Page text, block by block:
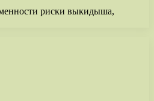
риски выкидыша,